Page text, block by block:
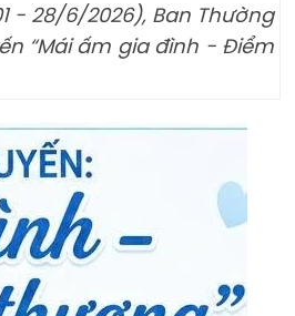
- 28/6/2026), Ban Thường
“Mái ấm gia đình - Điểm